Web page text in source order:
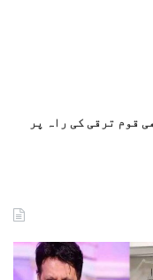
قوم ترقی کی راہ پر